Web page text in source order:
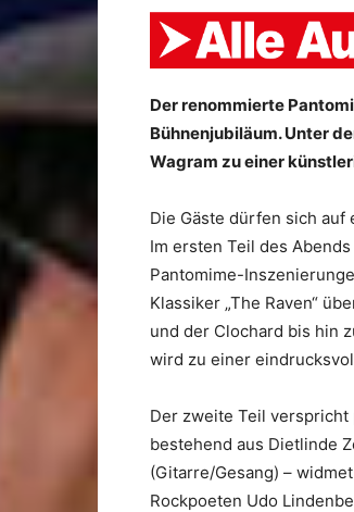
Der renommierte
Bühnenjubiläum. Unter
Wagram zu einer
Die Gäste dürfen sich
Im ersten Teil des
Pantomime-
Klassiker „The Raven“
und der Clochard bis hin
wird zu einer
Der zweite Teil verspricht
bestehend aus Dietlinde
(Gitarre/Gesang) –
Rockpoeten Udo